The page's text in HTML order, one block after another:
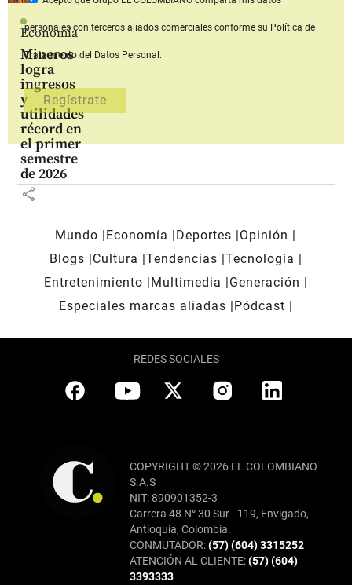
Economía
Mineros
logra
ingresos
y
utilidades
récord en
el primer
semestre
de 2026
share
personales con terceros aliados comerciales conforme su Política de
Tratamiento del Datos Personal.
Mundo Economía Deportes
Opinión
Blogs
Cultura Tendencias Tecnología
Entretenimiento
Multimedia
Generación
Especiales marcas aliadas
Pódcast
REDES SOCIALES
COPYRIGHT © 2026 EL COLOMBIANO
S.A.S
NIT: 890901352-3
Carrera 48 N° 30 Sur - 119, Envigado,
Antioquia, Colombia.
CONMUTADOR:(57) (604) 3315252
ATENCIÓN AL CLIENTE:(57) (604)
3393333